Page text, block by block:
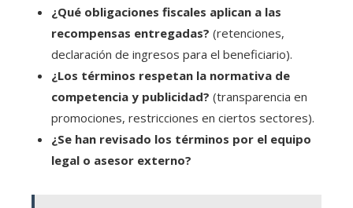
¿Qué obligaciones fiscales aplican a las
recompensas entregadas? (retenciones,
declaración de ingresos para el beneficiario).
¿Los términos respetan la normativa de
competencia y publicidad? (transparencia en
promociones, restricciones en ciertos sectores).
¿Se han revisado los términos por el equipo
legal o asesor externo?